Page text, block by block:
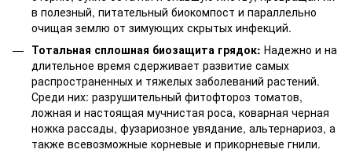
в полезный, питательный биокомпост и параллельно
очищая землю от зимующих скрытых инфекций.
Тотальная сплошная биозащита грядок: Надежно и на
длительное время сдерживает развитие самых
распространенных и тяжелых заболеваний растений.
Среди них: разрушительный фитофтороз томатов,
ложная и настоящая мучнистая роса, коварная черная
ножка рассады, фузариозное увядание, альтернариоз, а
также всевозможные корневые и прикорневые гнили.